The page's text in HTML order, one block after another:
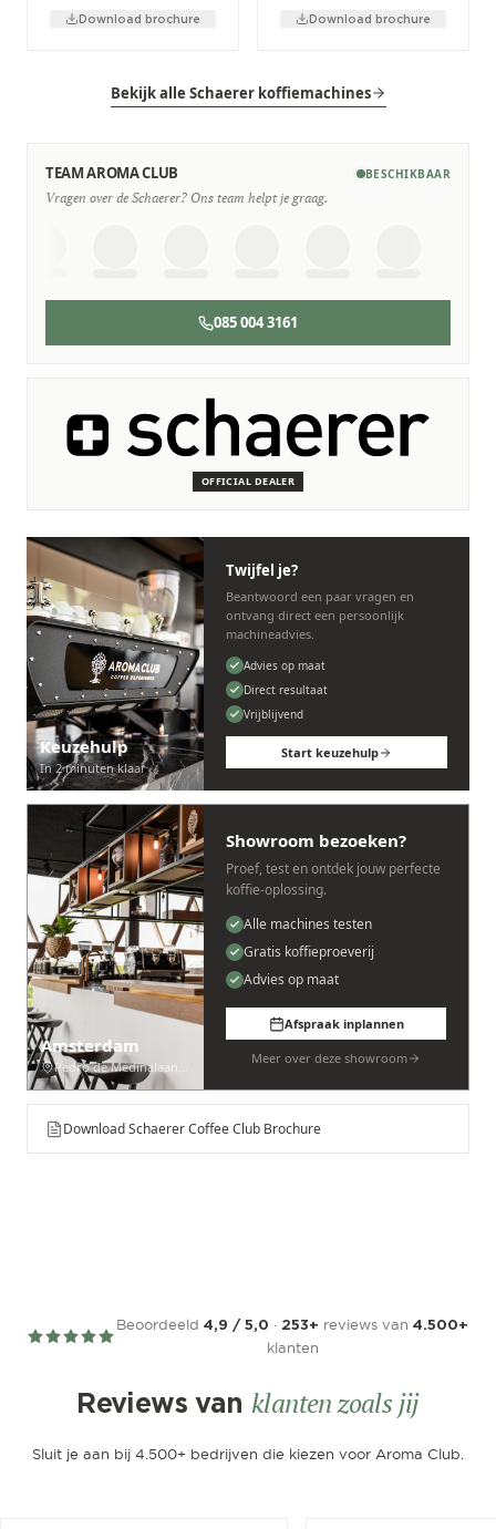
Download brochure Download brochure
Bekijk alle Schaerer koffiemachines
TEAM AROMA CLUB BESCHIKBAAR
Vragen over de Schaerer? Ons team helpt je graag.
085 004 3161
OFFICIAL DEALER
Wij staan voor je klaar
Deskundige monteurs die verstand hebben van Schaerer
Persoonlijk, snel en zonder gedoe.
Keuzehulp
In 2 minuten klaar
Twijfel je?
Beantwoord een paar vragen en
ontvang direct een persoonlijk
machineadvies.
Advies op maat
Direct resultaat
Vrijblijvend
Start keuzehulp
Amsterdam
Pedro de Medinalaan 53
Showroom bezoeken?
Proef, test en ontdek jouw perfecte
koffie-oplossing.
Alle machines testen
Gratis koffieproeverij
Advies op maat
Afspraak inplannen
Meer over deze showroom
Download Schaerer Coffee Club Brochure
Beoordeeld 4,9 / 5,0 · 253+ reviews van 4.500+
klanten
Reviews van klanten zoals jij
Sluit je aan bij 4.500+ bedrijven die kiezen voor Aroma Club.